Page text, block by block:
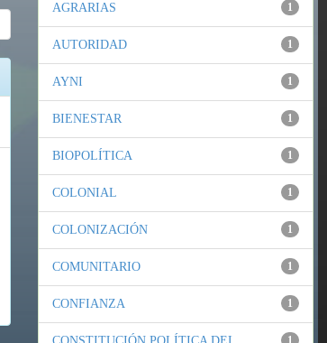
1
AGRARIAS
1
AUTORIDAD
1
AYNI
1
BIENESTAR
1
BIOPOLÍTICA
1
COLONIAL
1
COLONIZACIÓN
1
COMUNITARIO
1
CONFIANZA